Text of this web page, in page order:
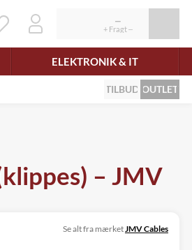
ELEKTRONIK & IT
TILBUD OUTLET
– JMV
Se alt fra mærketJMV Cables